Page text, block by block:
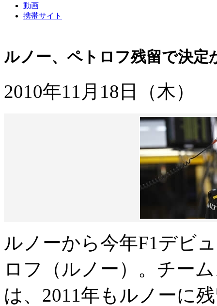
動画
携帯サイト
ルノー、ペトロフ残留で決定
2010年11月18日（木）
ルノーから今年F1デビ
ロフ（ルノー）。チー
は、2011年もルノーに